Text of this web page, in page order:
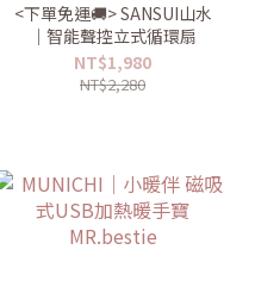
<下單免運🚚> SANSUI山水
｜智能聲控立式循環扇
NT$1,980
NT$2,280